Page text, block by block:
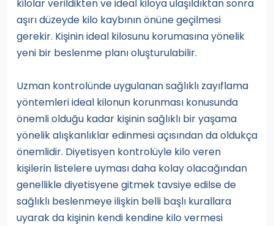
kilolar verildikten ve ideal kiloya ulaşıldıktan sonra
aşırı düzeyde kilo kaybının önüne geçilmesi
gerekir. Kişinin ideal kilosunu korumasına yönelik
yeni bir beslenme planı oluşturulabilir.
Uzman kontrolünde uygulanan sağlıklı zayıflama
yöntemleri ideal kilonun korunması konusunda
önemli olduğu kadar kişinin sağlıklı bir yaşama
yönelik alışkanlıklar edinmesi açısından da oldukça
önemlidir. Diyetisyen kontrolüyle kilo veren
kişilerin listelere uyması daha kolay olacağından
genellikle diyetisyene gitmek tavsiye edilse de
sağlıklı beslenmeye ilişkin belli başlı kurallara
uyarak da kişinin kendi kendine kilo vermesi